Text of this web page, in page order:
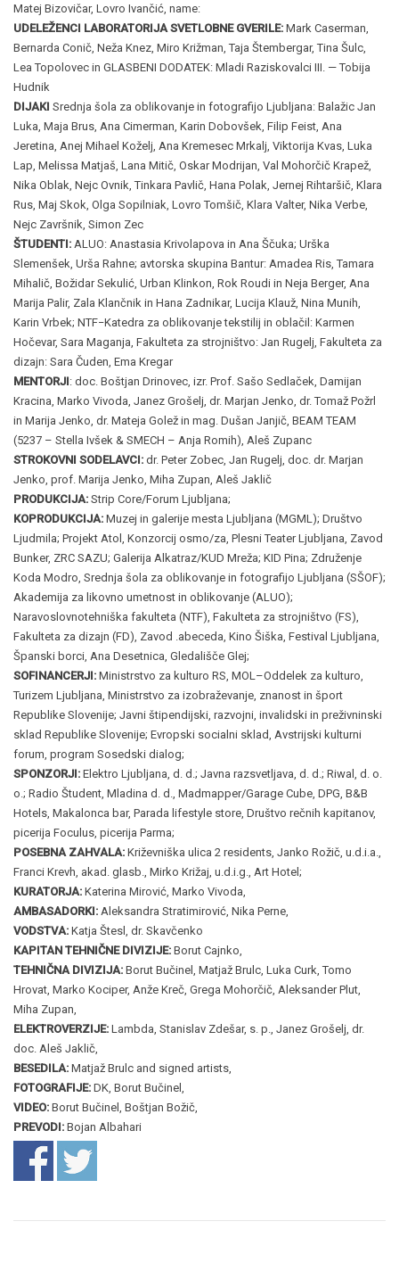
Matej Bizovičar, Lovro Ivančić, name:
UDELEŽENCI LABORATORIJA SVETLOBNE GVERILE: Mark Caserman,
Bernarda Conič, Neža Knez, Miro Križman, Taja Štembergar, Tina Šulc,
Lea Topolovec in GLASBENI DODATEK: Mladi Raziskovalci III. — Tobija
Hudnik
DIJAKI Srednja šola za oblikovanje in fotografijo Ljubljana: Balažic Jan
Luka, Maja Brus, Ana Cimerman, Karin Dobovšek, Filip Feist, Ana
Jeretina, Anej Mihael Koželj, Ana Kremesec Mrkalj, Viktorija Kvas, Luka
Lap, Melissa Matjaš, Lana Mitič, Oskar Modrijan, Val Mohorčič Krapež,
Nika Oblak, Nejc Ovnik, Tinkara Pavlič, Hana Polak, Jernej Rihtaršič, Klara
Rus, Maj Skok, Olga Sopilniak, Lovro Tomšič, Klara Valter, Nika Verbe,
Nejc Završnik, Simon Zec
ŠTUDENTI: ALUO: Anastasia Krivolapova in Ana Ščuka; Urška
Slemenšek, Urša Rahne; avtorska skupina Bantur: Amadea Ris, Tamara
Mihalič, Božidar Sekulić, Urban Klinkon, Rok Roudi in Neja Berger, Ana
Marija Palir, Zala Klančnik in Hana Zadnikar, Lucija Klauž, Nina Munih,
Karin Vrbek; NTF−Katedra za oblikovanje tekstilij in oblačil: Karmen
Hočevar, Sara Maganja, Fakulteta za strojništvo: Jan Rugelj, Fakulteta za
dizajn: Sara Čuden, Ema Kregar
MENTORJI: doc. Boštjan Drinovec, izr. Prof. Sašo Sedlaček, Damijan
Kracina, Marko Vivoda, Janez Grošelj, dr. Marjan Jenko, dr. Tomaž Požrl
in Marija Jenko, dr. Mateja Golež in mag. Dušan Janjič, BEAM TEAM
(5237 – Stella Ivšek & SMECH – Anja Romih), Aleš Zupanc
STROKOVNI SODELAVCI: dr. Peter Zobec, Jan Rugelj, doc. dr. Marjan
Jenko, prof. Marija Jenko, Miha Zupan, Aleš Jaklič
PRODUKCIJA: Strip Core/Forum Ljubljana;
KOPRODUKCIJA: Muzej in galerije mesta Ljubljana (MGML); Društvo
Ljudmila; Projekt Atol, Konzorcij osmo/za, Plesni Teater Ljubljana, Zavod
Bunker, ZRC SAZU; Galerija Alkatraz/KUD Mreža; KID Pina; Združenje
Koda Modro, Srednja šola za oblikovanje in fotografijo Ljubljana (SŠOF);
Akademija za likovno umetnost in oblikovanje (ALUO);
Naravoslovnotehniška fakulteta (NTF), Fakulteta za strojništvo (FS),
Fakulteta za dizajn (FD), Zavod .abeceda, Kino Šiška, Festival Ljubljana,
Španski borci, Ana Desetnica, Gledališče Glej;
SOFINANCERJI: Ministrstvo za kulturo RS, MOL–Oddelek za kulturo,
Turizem Ljubljana, Ministrstvo za izobraževanje, znanost in šport
Republike Slovenije; Javni štipendijski, razvojni, invalidski in preživninski
sklad Republike Slovenije; Evropski socialni sklad, Avstrijski kulturni
forum, program Sosedski dialog;
SPONZORJI: Elektro Ljubljana, d. d.; Javna razsvetljava, d. d.; Riwal, d. o.
o.; Radio Študent, Mladina d. d., Madmapper/Garage Cube, DPG, B&B
Hotels, Makalonca bar, Parada lifestyle store, Društvo rečnih kapitanov,
picerija Foculus, picerija Parma;
POSEBNA ZAHVALA: Križevniška ulica 2 residents, Janko Rožič, u.d.i.a.,
Franci Krevh, akad. glasb., Mirko Križaj, u.d.i.g., Art Hotel;
KURATORJA: Katerina Mirović, Marko Vivoda,
AMBASADORKI: Aleksandra Stratimirović, Nika Perne,
VODSTVA: Katja Štesl, dr. Skavčenko
KAPITAN TEHNIČNE DIVIZIJE: Borut Cajnko,
TEHNIČNA DIVIZIJA: Borut Bučinel, Matjaž Brulc, Luka Curk, Tomo
Hrovat, Marko Kociper, Anže Kreč, Grega Mohorčič, Aleksander Plut,
Miha Zupan,
ELEKTROVERZIJE: Lambda, Stanislav Zdešar, s. p., Janez Grošelj, dr.
doc. Aleš Jaklič,
BESEDILA: Matjaž Brulc and signed artists,
FOTOGRAFIJE: DK, Borut Bučinel,
VIDEO: Borut Bučinel, Boštjan Božič,
PREVODI: Bojan Albahari